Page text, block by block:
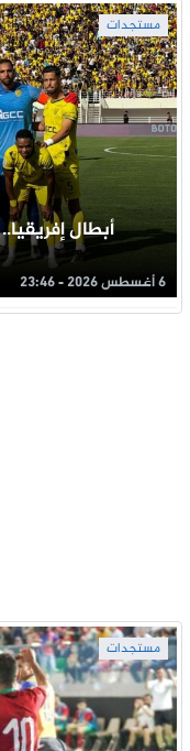
مستجدات
أبطال
6 أغسطس 2026 - 23:46
مستجدات